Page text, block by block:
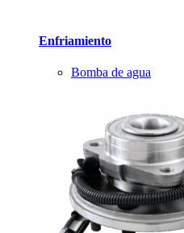
Enfriamiento
Bomba de agua